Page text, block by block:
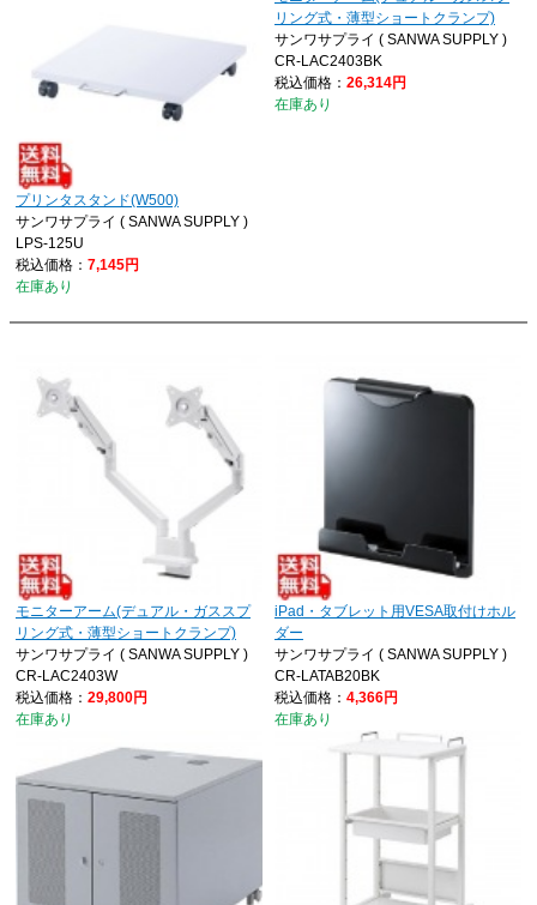
プリンタスタンド(W500)
サンワサプライ ( SANWA SUPPLY )
LPS-125U
税込価格： 7,145円
在庫あり
リング式・薄型ショートクランプ)
サンワサプライ ( SANWA SUPPLY )
CR-LAC2403BK
税込価格： 26,314円
在庫あり
モニターアーム(デュアル・ガススプ
リング式・薄型ショートクランプ)
サンワサプライ ( SANWA SUPPLY )
CR-LAC2403W
税込価格： 29,800円
在庫あり
iPad・タブレット用VESA取付けホル
ダー
サンワサプライ ( SANWA SUPPLY )
CR-LATAB20BK
税込価格： 4,366円
在庫あり